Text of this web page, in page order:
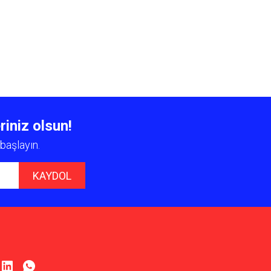
olsun!
KAYDOL